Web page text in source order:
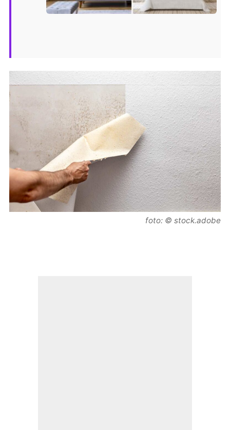
foto: © stock.adobe